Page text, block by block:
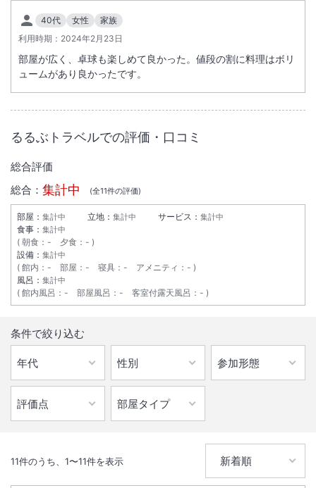
40代 女性
家族
利用時期： 2024年2月23日
部屋が広く、卓球も楽しめて良かった。値段の割に料理はボリ
ュームがあり良かったです。
るるぶトラベルでの評価・口コミ
総合評価
総合： 集計中 (全11件の評価)
部屋： 集計中 立地： 集計中 サービス： 集計中
食事： 集計中
朝食 ： - 夕食 ： -
設備： 集計中
館内 ： - 部屋 ： - 寝具 ： - アメニティ ： -
風呂： 集計中
館内風呂 ： - 部屋風呂 ： - 客室付露天風呂 ： -
条件で絞り込む
11件のうち、 1〜11件を表示